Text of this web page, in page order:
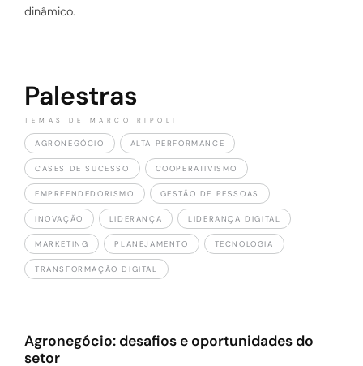
dinâmico.
Palestras
TEMAS DE MARCO RIPOLI
AGRONEGÓCIO ALTA PERFORMANCE
CASES DE SUCESSO COOPERATIVISMO
EMPREENDEDORISMO GESTÃO DE PESSOAS
INOVAÇÃO LIDERANÇA LIDERANÇA DIGITAL
MARKETING PLANEJAMENTO TECNOLOGIA
TRANSFORMAÇÃO DIGITAL
Agronegócio: desafios e oportunidades do
setor